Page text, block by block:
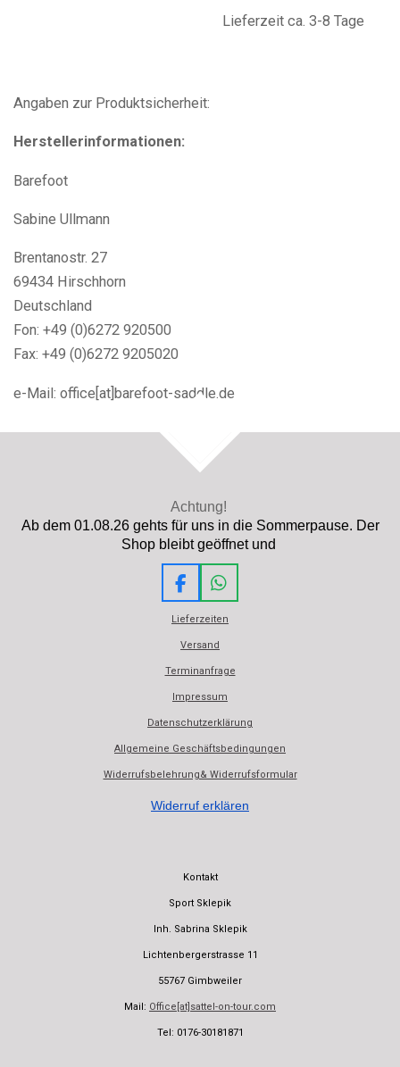
Lieferzeit ca. 3-8 Tage
Angaben zur Produktsicherheit:
Herstellerinformationen:
Barefoot
Sabine Ullmann
Brentanostr. 27
69434 Hirschhorn
Deutschland
Fon: +49 (0)6272 920500
Fax: +49 (0)6272 9205020
e-Mail: office[at]barefoot-saddle.de
Achtung!
Ab dem 01.08.26 gehts für uns in die Sommerpause. Der
Shop bleibt geöffnet und
F
a
c
e
o
o
W
h
a
t
A
p
Lieferzeiten
Versand
Terminanfrage
Impressum
Datenschutzerklärung
Allgemeine Geschäftsbedingungen
Widerrufsbelehrung& Widerrufsformular
Widerruf erklären
Kontakt
Sport Sklepik
Inh. Sabrina Sklepik
Lichtenbergerstrasse 11
55767 Gimbweiler
Mail: Office[at]sattel-on-tour.com
Tel: 0176-30181871